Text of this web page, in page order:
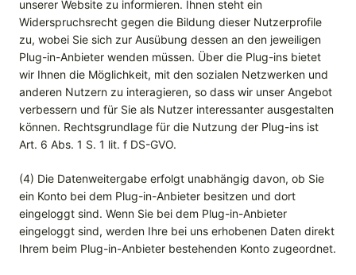
unserer Website zu informieren. Ihnen steht ein
Widerspruchsrecht gegen die Bildung dieser Nutzerprofile
zu, wobei Sie sich zur Ausübung dessen an den jeweiligen
Plug-in-Anbieter wenden müssen. Über die Plug-ins bietet
wir Ihnen die Möglichkeit, mit den sozialen Netzwerken und
anderen Nutzern zu interagieren, so dass wir unser Angebot
verbessern und für Sie als Nutzer interessanter ausgestalten
können. Rechtsgrundlage für die Nutzung der Plug-ins ist
Art. 6 Abs. 1 S. 1 lit. f DS-GVO.
(4) Die Datenweitergabe erfolgt unabhängig davon, ob Sie
ein Konto bei dem Plug-in-Anbieter besitzen und dort
eingeloggt sind. Wenn Sie bei dem Plug-in-Anbieter
eingeloggt sind, werden Ihre bei uns erhobenen Daten direkt
Ihrem beim Plug-in-Anbieter bestehenden Konto zugeordnet.